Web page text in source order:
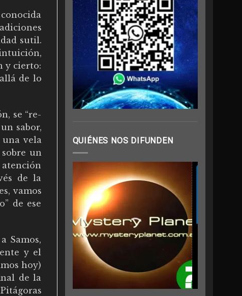
sutil.
y cierto:
de lo
se “re-
sabor,
vela
un
de la
vamos
de ese
Samos,
y el
hoy)
de la
QUIÉNES NOS DIFUNDEN